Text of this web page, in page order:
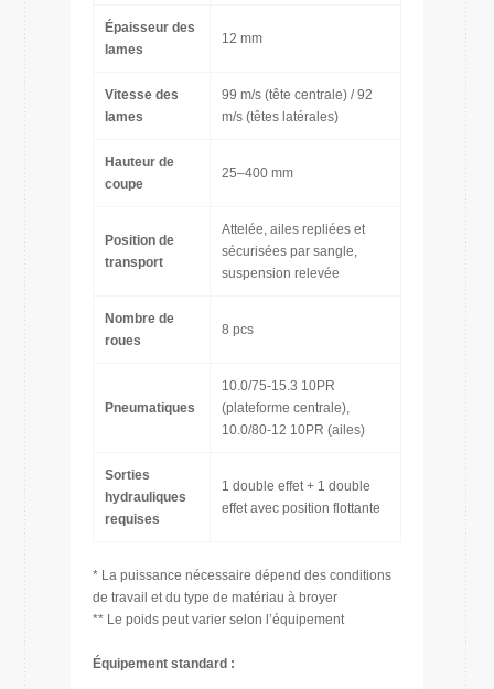
Épaisseur des
lames
12 mm
Vitesse des
lames
99 m/s (tête centrale) / 92
m/s (têtes latérales)
Hauteur de
coupe
25–400 mm
Position de
transport
Attelée, ailes repliées et
sécurisées par sangle,
suspension relevée
Nombre de
roues
8 pcs
Pneumatiques
10.0/75-15.3 10PR
(plateforme centrale),
10.0/80-12 10PR (ailes)
Sorties
hydrauliques
requises
1 double effet + 1 double
effet avec position flottante
* La puissance nécessaire dépend des conditions
de travail et du type de matériau à broyer
** Le poids peut varier selon l’équipement
Équipement standard :